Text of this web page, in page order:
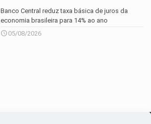
Banco Central reduz taxa básica de juros da
economia brasileira para 14% ao ano
05/08/2026